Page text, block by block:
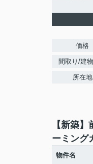
価格
間取り/建
所在地
【新築
ーミング
物件名